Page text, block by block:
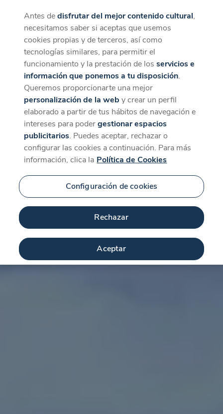
CaixaForum+
La mejor experiencia desde la App
Descargar
Antes dedisfrutar del mejor contenido cultural,
necesitamos saber si aceptas que usemos
cookies propias y de terceros, así como
tecnologías similares, para permitir el
funcionamiento y la prestación de losservicios e
información que ponemos a tu disposición.
Queremos proporcionarte una mejor
personalización de la web y crear un perfil
elaborado a partir de tus hábitos de navegación e
intereses para podergestionar espacios
publicitarios. Puedes aceptar, rechazar o
configurar las cookies a continuación. Para más
información, clica la Política de Cookies
Configuración de cookies
Rechazar
Aceptar